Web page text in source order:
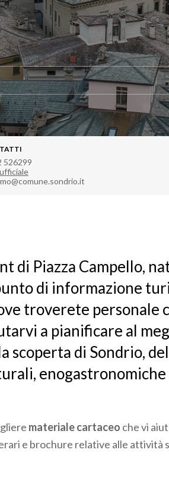
526299
di Piazza Campello,
di informazione
troverete personale
a pianificare al
scoperta di Sondrio,
enogastronomiche
materiale cartaceo che vi
e brochure relative alle attività